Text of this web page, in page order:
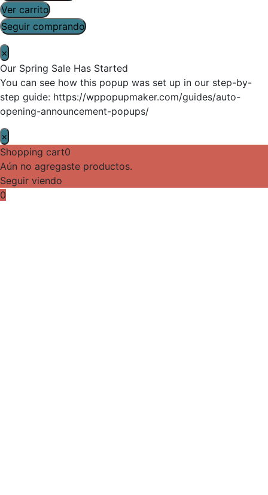
Ver carrito
Seguir comprando
×
Our Spring Sale Has Started
You can see how this popup was set up in our step-by-
step guide: https://wppopupmaker.com/guides/auto-
opening-announcement-popups/
×
Shopping cart0
Aún no agregaste productos.
Seguir viendo
0